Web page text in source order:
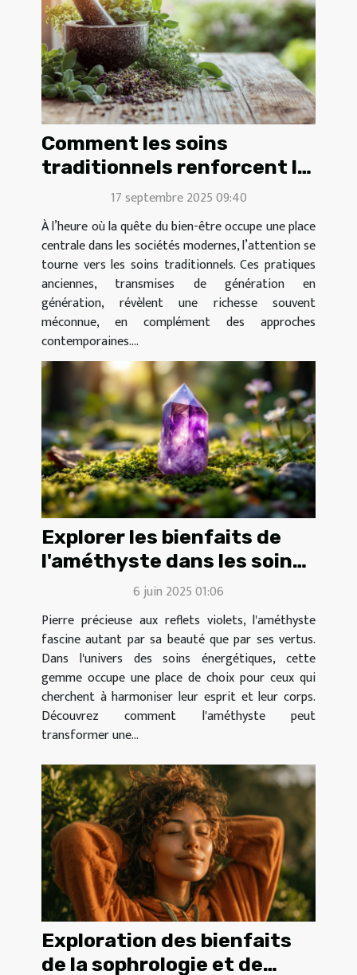
Comment les soins
traditionnels renforcent le
bien-être moderne ?
17 septembre 2025 09:40
À l’heure où la quête du bien-être occupe une place
centrale dans les sociétés modernes, l’attention se
tourne vers les soins traditionnels. Ces pratiques
anciennes, transmises de génération en
génération, révèlent une richesse souvent
méconnue, en complément des approches
contemporaines....
Explorer les bienfaits de
l'améthyste dans les soins
énergétiques6 juin 2025 01:06
Pierre précieuse aux reflets violets, l'améthyste
fascine autant par sa beauté que par ses vertus.
Dans l'univers des soins énergétiques, cette
gemme occupe une place de choix pour ceux qui
cherchent à harmoniser leur esprit et leur corps.
Découvrez comment l'améthyste peut
transformer une...
Exploration des bienfaits
de la sophrologie et de